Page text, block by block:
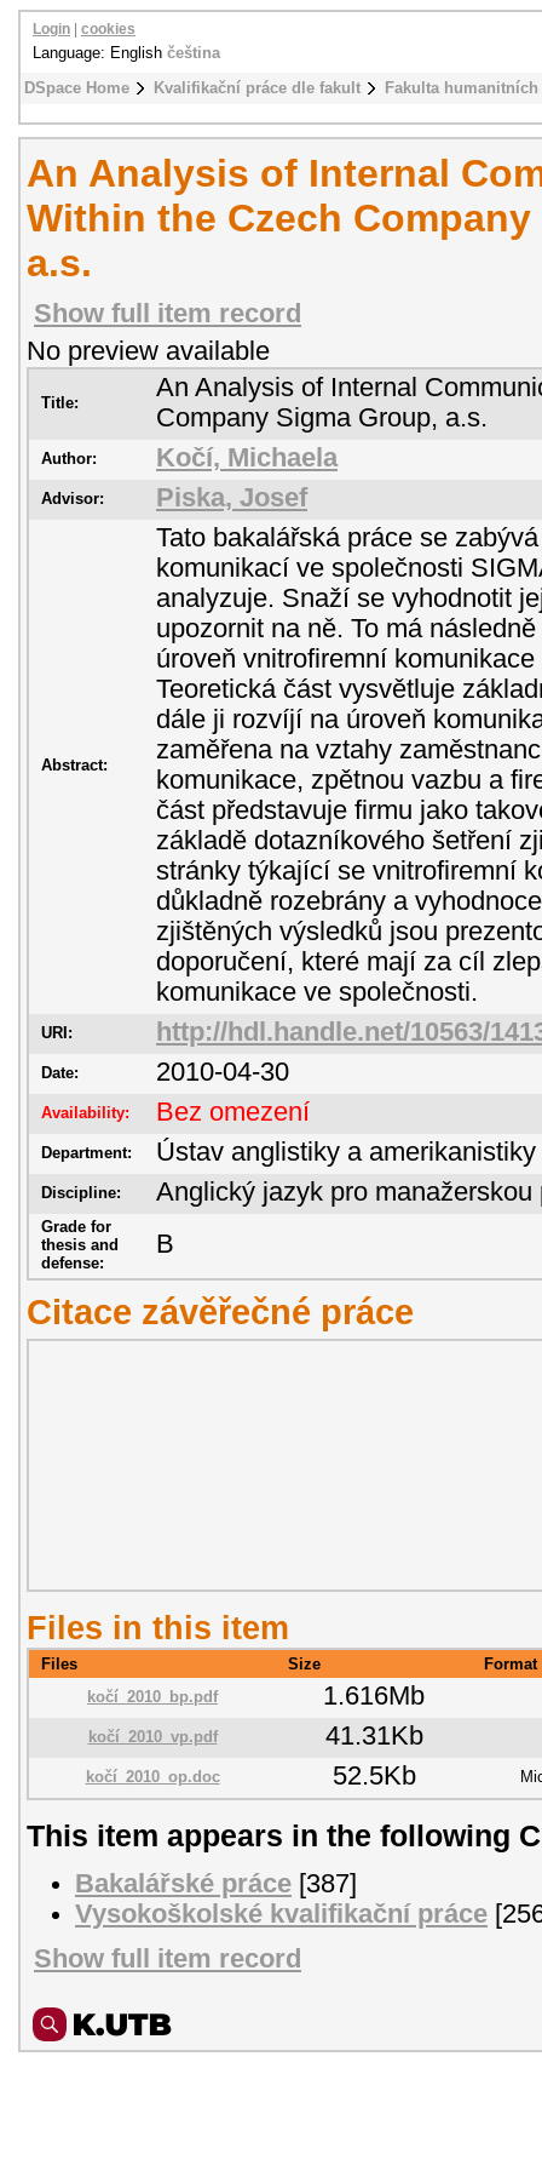
DSpace Home Kvalifikační práce dle fakult Fakulta
Login cookies
Language: English čeština
An Analysis of Internal
Within the Czech
a.s.
Show full item record
No preview available
Title:
An Analysis of Internal
Company Sigma Group, a.s.
Author: Kočí, Michaela
Advisor: Piska, Josef
Abstract:
Tato bakalářská práce se
komunikací ve společnosti
analyzuje. Snaží se vyhodnotit
upozornit na ně. To má
úroveň vnitrofiremní
Teoretická část vysvětluje
dále ji rozvíjí na úroveň
zaměřena na vztahy
komunikace, zpětnou vazbu a
část představuje firmu jako
základě dotazníkového šetření
stránky týkající se vnitrofiremní
důkladně rozebrány a
zjištěných výsledků jsou
doporučení, které mají za cíl
komunikace ve společnosti.
URI: http://hdl.handle.net/10563/
Date: 2010-04-30
Availability: Bez omezení
Department: Ústav anglistiky a amerikanistiky
Discipline: Anglický jazyk pro manažerskou
Grade for
thesis and
defense:
B
Citace závěřečné práce
Files in this item
Files Size
Format
kočí_2010_bp.pdf
1.616Mb
kočí_2010_vp.pdf 41.31Kb
kočí_2010_op.doc 52.5Kb
This item appears in the following
Bakalářské práce [387]
Vysokoškolské kvalifikační práce
Show full item record